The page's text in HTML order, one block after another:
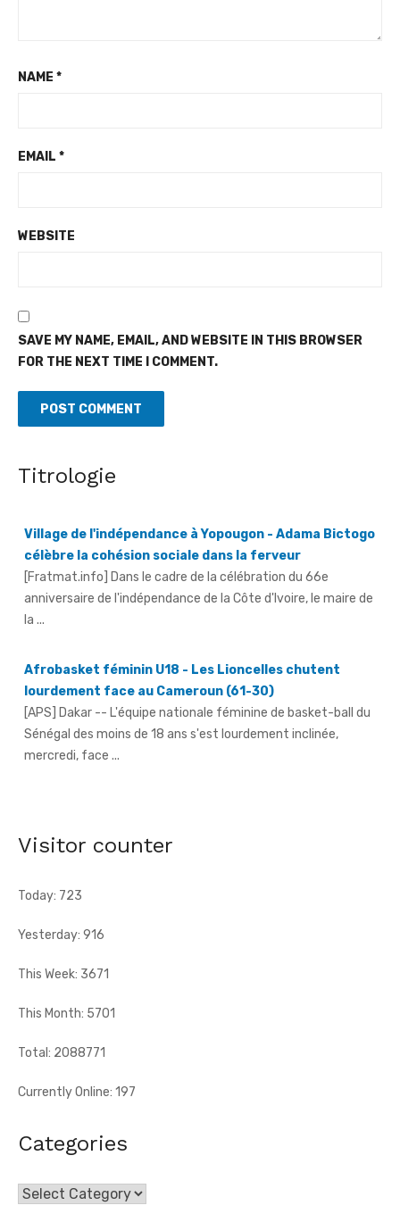
NAME *
EMAIL *
WEBSITE
SAVE MY NAME, EMAIL, AND WEBSITE IN THIS BROWSER
FOR THE NEXT TIME I COMMENT.
Titrologie
célèbre la cohésion sociale dans la ferveur
[Fratmat.info] Dans le cadre de la célébration du 66e
anniversaire de l'indépendance de la Côte d'Ivoire, le maire de
la ...
lourdement face au Cameroun (61-30)
[APS] Dakar -- L'équipe nationale féminine de basket-ball du
Sénégal des moins de 18 ans s'est lourdement inclinée,
mercredi, face ...
[Fratmat.info] À 72 heures de la célébration du 66e
N'Guessan, vice-présidente ...
Visitor counter
Today: 723
Yesterday: 916
This Week: 3671
This Month: 5701
Total: 2088771
Currently Online: 197
Categories
Categories